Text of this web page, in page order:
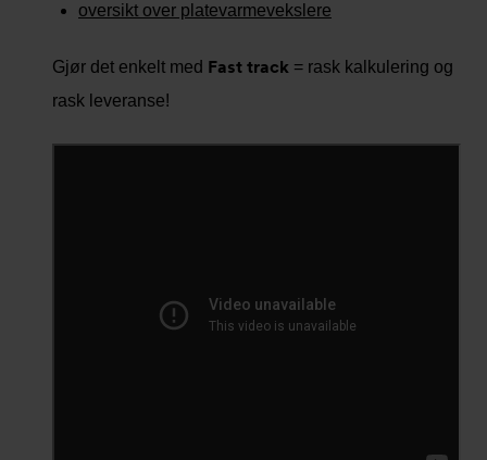
oversikt over platevarmevekslere
Gjør det enkelt med Fast track = rask kalkulering og
rask leveranse!